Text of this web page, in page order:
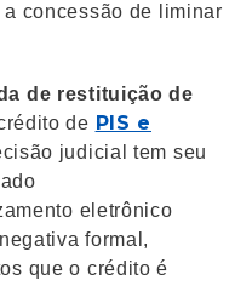
concessão de liminar
de restituição de
de PIS e
judicial tem seu
eletrônico
formal,
que o crédito é